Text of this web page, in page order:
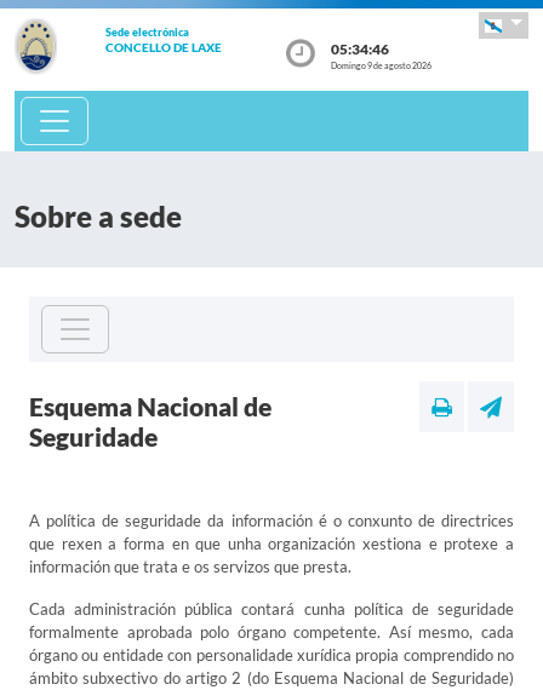
Sede electrónica
CONCELLO DE LAXE 05:34:46
Domingo 9 de agosto 2026
Sobre a sede
Esquema Nacional de
Seguridade
A política de seguridade da información é o conxunto de directrices
que rexen a forma en que unha organización xestiona e protexe a
información que trata e os servizos que presta.
Cada administración pública contará cunha política de seguridade
formalmente aprobada polo órgano competente. Así mesmo, cada
órgano ou entidade con personalidade xurídica propia comprendido no
ámbito subxectivo do artigo 2 (do Esquema Nacional de Seguridade)